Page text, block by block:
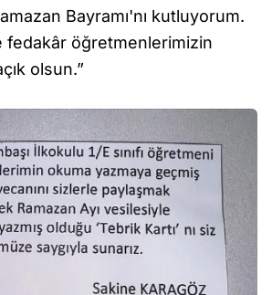
Bayramı'nı kutluyorum.
fedakâr öğretmenlerimizin
olsun.”